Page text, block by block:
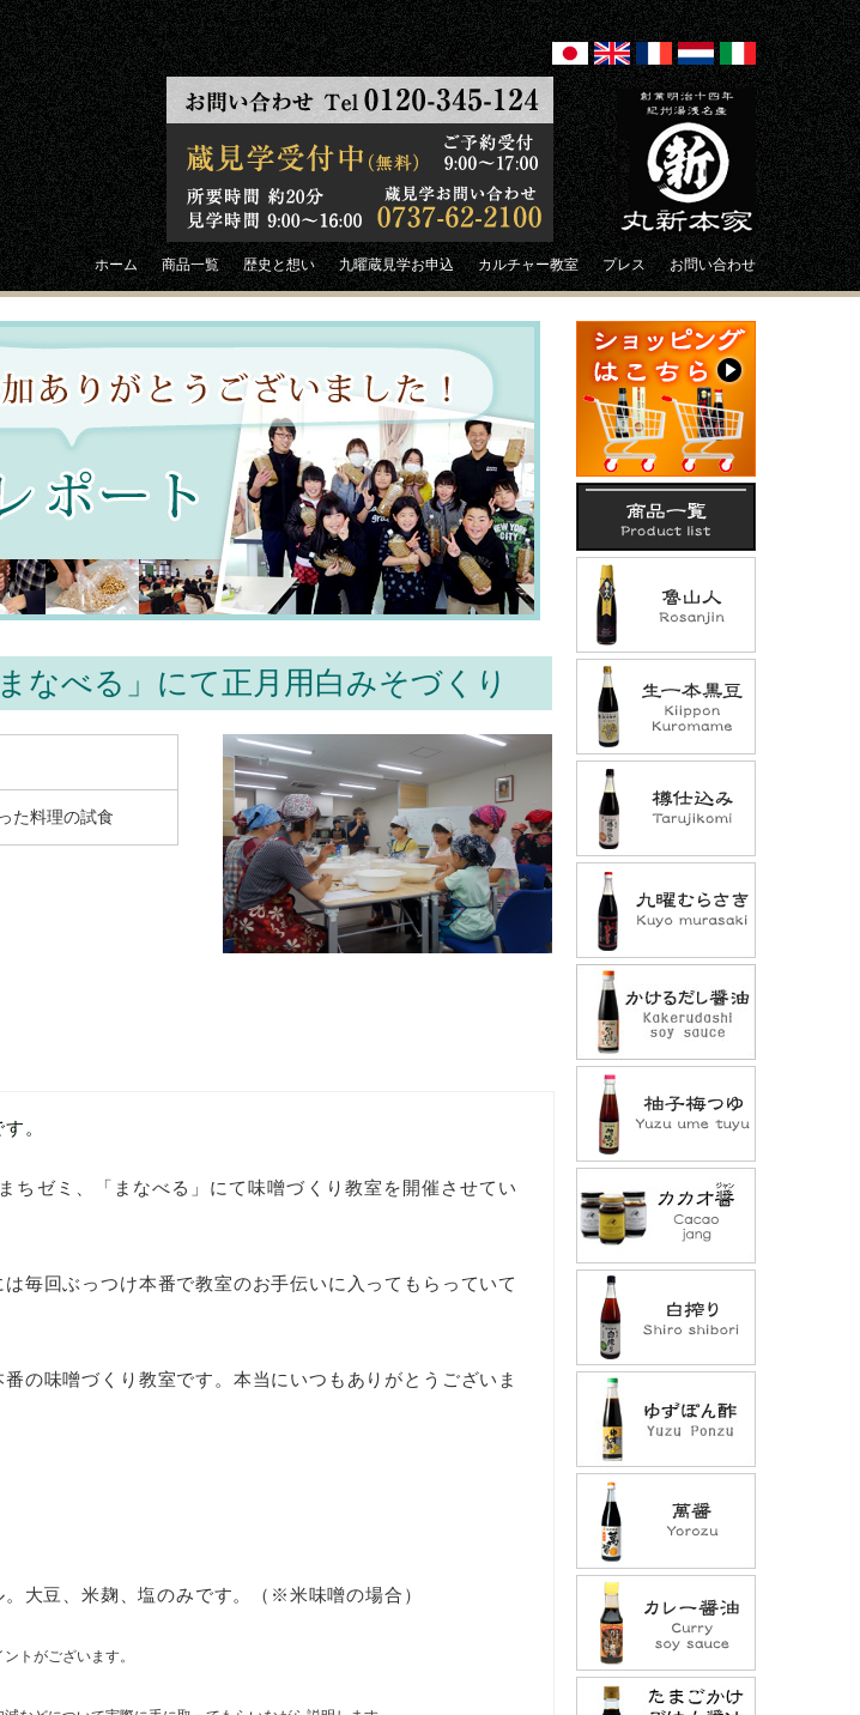
ホーム 商品一覧 歴史と想い 九曜蔵見学お申込 カルチャー教室 プレス お問い合わせ
なべる」にて正月用白みそづくり
た料理の試食
。
ちゼミ、「まなべる」にて味噌づくり教室を開催させてい
毎回ぶっつけ本番で教室のお手伝いに入ってもらっていて
の味噌づくり教室です。本当にいつもありがとうございま
大豆、米麹、塩のみです。（※米味噌の場合）
トがございます。